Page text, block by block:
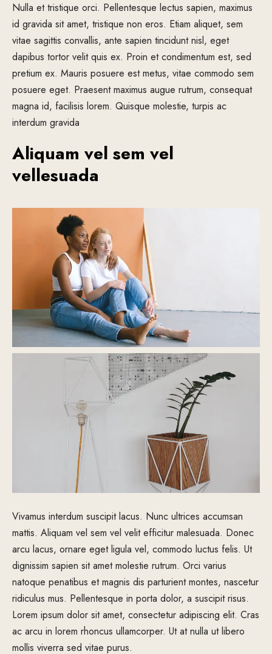
Nulla et tristique orci. Pellentesque lectus sapien, maximus
id gravida sit amet, tristique non eros. Etiam aliquet, sem
vitae sagittis convallis, ante sapien tincidunt nisl, eget
dapibus tortor velit quis ex. Proin et condimentum est, sed
pretium ex. Mauris posuere est metus, vitae commodo sem
posuere eget. Praesent maximus augue rutrum, consequat
magna id, facilisis lorem. Quisque molestie, turpis ac
interdum gravida
Aliquam vel sem vel
vellesuada
Vivamus interdum suscipit lacus. Nunc ultrices accumsan
mattis. Aliquam vel sem vel velit efficitur malesuada. Donec
arcu lacus, ornare eget ligula vel, commodo luctus felis. Ut
dignissim sapien sit amet molestie rutrum. Orci varius
natoque penatibus et magnis dis parturient montes, nascetur
ridiculus mus. Pellentesque in porta dolor, a suscipit risus.
Lorem ipsum dolor sit amet, consectetur adipiscing elit. Cras
ac arcu in lorem rhoncus ullamcorper. Ut at nulla ut libero
mollis viverra sed vitae purus.